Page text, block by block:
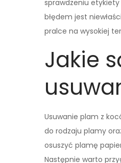
sprawdzeniu
błędem jest
pralce na wysokiej
Jakie
Usuwanie plam z
do rodzaju plamy
osuszyć plamę
Następnie warto